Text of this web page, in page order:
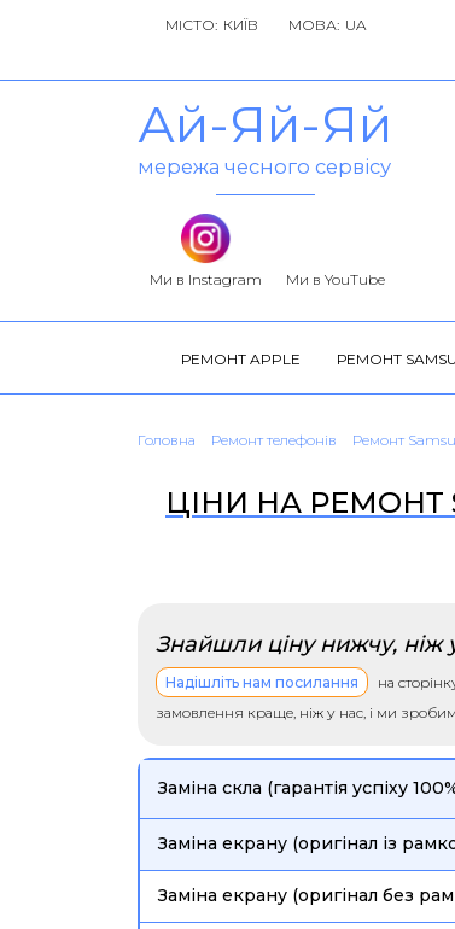
МІСТО: МОВА:
Ай-Яй-Яй
мережа чесного сервісу
Ми в Instagram Ми в YouTube
РЕМОНТ APPLE РЕМОНТ
Головна Ремонт телефонів Ремонт
ЦІНИ НА РЕМОНТ
Знайшли ціну нижчу, ніж
Надішліть нам посилання
на
замовлення краще, ніж у нас, і ми
Заміна скла (гарантія успіху
Заміна екрану (оригінал із
Заміна екрану (оригінал без